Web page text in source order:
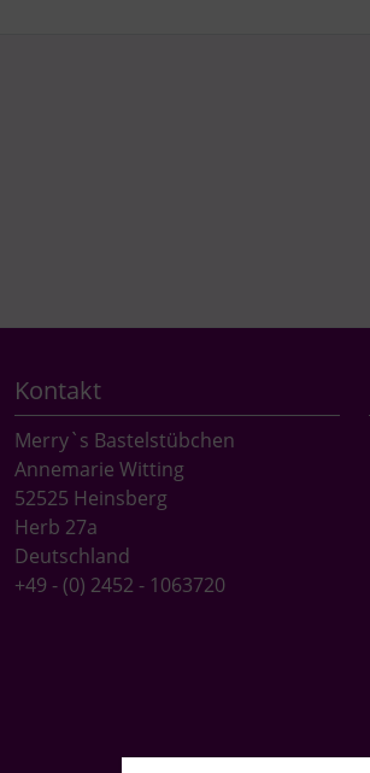
Kontakt
Merry`s Bastelstübchen
Annemarie Witting
52525 Heinsberg
Herb 27a
Deutschland
+49 - (0) 2452 - 1063720